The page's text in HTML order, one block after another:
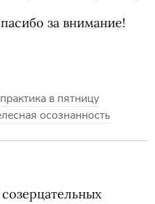
за внимание!
практика в пятницу
осознанность